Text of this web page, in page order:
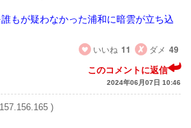
もが疑わなかった浦和に暗雲が立ち込
いいね 11 ダメ 49
このコメントに返信
2024年06月07日 10:46
)